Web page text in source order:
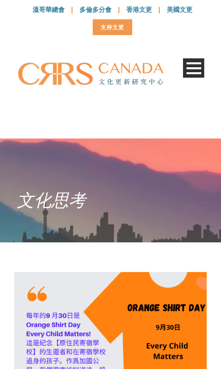
溫哥華總會 | 多倫多分會 | 香港文更 | 美國文更
支持文更
文化思考